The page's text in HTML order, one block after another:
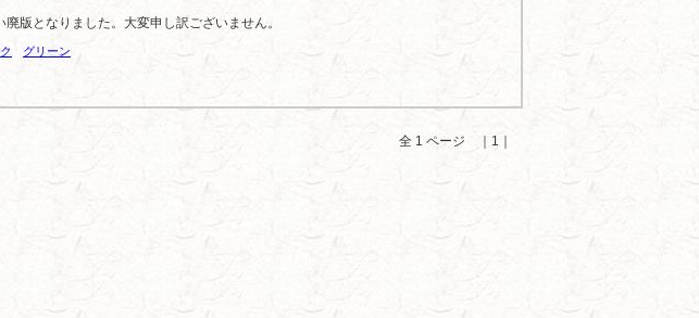
版となりました。大変申し訳ございません。
グリーン
全 1 ページ ｜1｜